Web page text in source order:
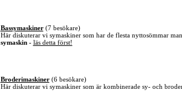
Bassymaskiner (7 besökare)
Här diskuterar vi symaskiner som har de flesta nyttosömmar
symaskin - läs detta först!
Broderimaskiner (6 besökare)
Här diskuterar vi symaskiner som är kombinerade sy- och